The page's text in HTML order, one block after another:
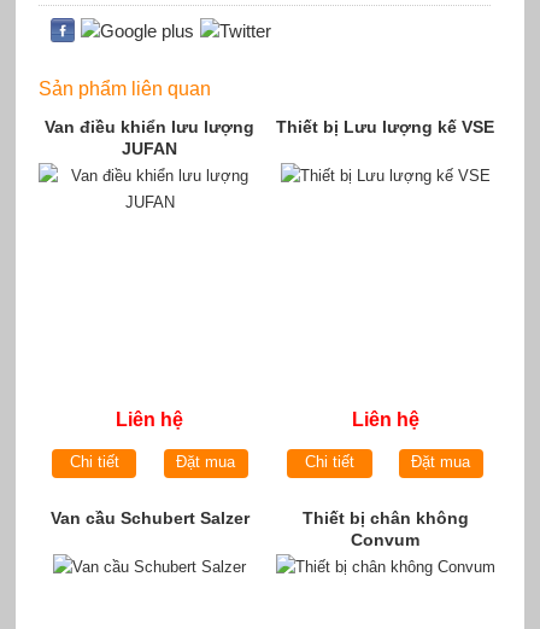
Sản phẩm liên quan
Van điều khiển lưu lượng
JUFAN
Liên hệ
Chi tiết Đặt mua
Thiết bị Lưu lượng kế VSE
Liên hệ
Chi tiết Đặt mua
Van cầu Schubert Salzer
Thiết bị chân không
Convum